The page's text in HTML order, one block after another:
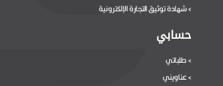
>شهادة توثيق التجارة الإلكترونية
حسابي
>طلباتي
>عناويني